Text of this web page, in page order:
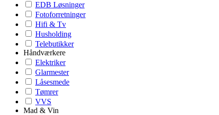
EDB Løsninger
Fotoforretninger
Hifi & Tv
Husholding
Telebutikker
Håndværkere
Elektriker
Glarmester
Låsesmede
Tømrer
VVS
Mad & Vin